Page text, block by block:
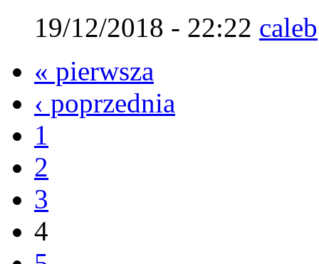
19/12/2018 - 22:22 caleb
« pierwsza
‹ poprzednia
1
2
3
4